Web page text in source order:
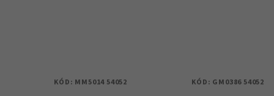
KÓD: MM5014 54052 KÓD: GM0386 54052